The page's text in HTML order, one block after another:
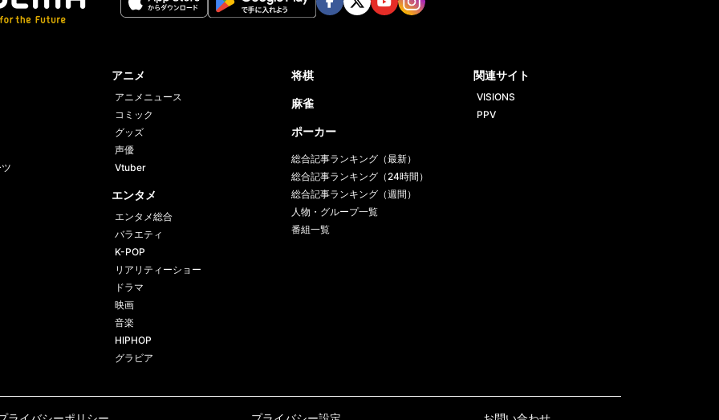
アニメ
アニメニュース
コミック
グッズ
声優
Vtuber
エンタメ
エンタメ総合
バラエティ
K-POP
リアリティーショー
ドラマ
映画
音楽
HIPHOP
グラビア
将棋
麻雀
ポーカー
総合記事ランキング（最新）
総合記事ランキング（24時間）
総合記事ランキング（週間）
人物・グループ一覧
番組一覧
関連サイト
VISIONS
PPV